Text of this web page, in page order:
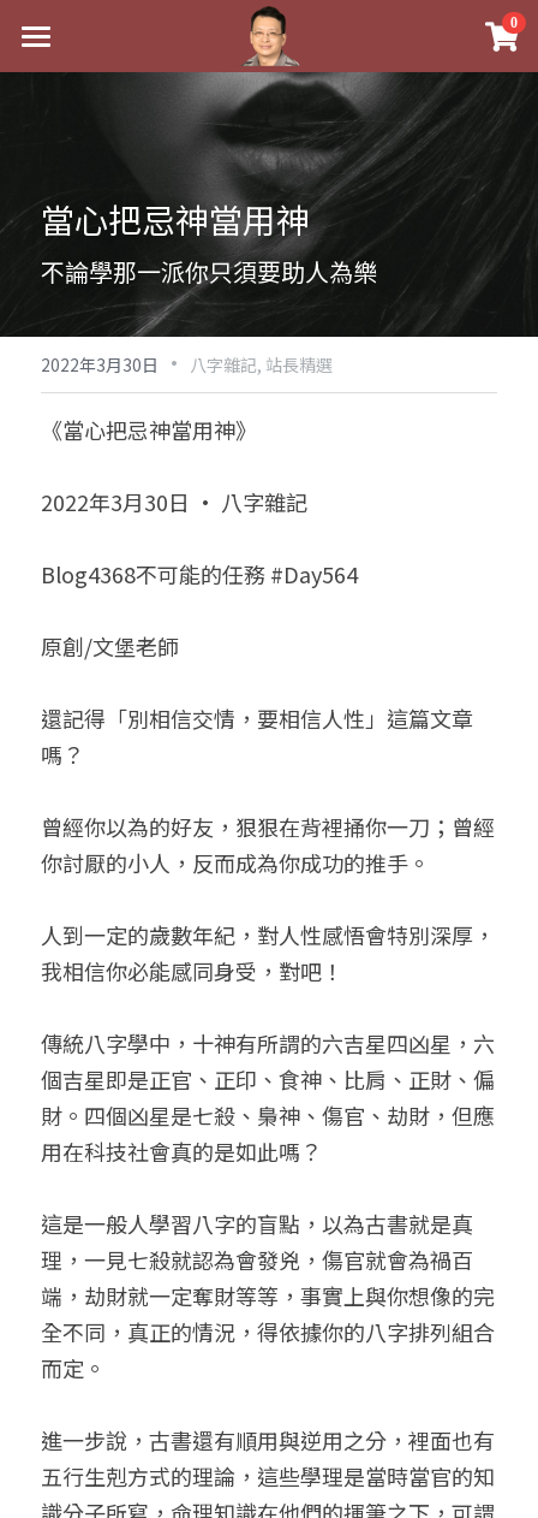
0
最新消息
手工印鑑
五行八字學
後天派陽宅
Blog
黃金會員專區
八字雜記
站長精選
臉書生活
試閱專區
Podcast聽書
陽宅視頻
線上直播
線上學苑
八字進階班
八字中階班
五行計算高階班
團隊訓練營
《十神高階實戰錄》完整典藏版
科學八字推理PDF
科學八字推理1
科學八字推理2
輕鬆學會科學八字推理
與我預約
批命預約
上課預約
FB粉絲頁
登錄/註冊
搜索
繁體中文
0938617837
support@p8zicourse.com
當心把忌神當用神
不論學那一派你只須要助人為樂
2022年3月30日 · 八字雜記, 站長精選
《當心把忌神當用神》
2022年3月30日 · 八字雜記
Blog4368不可能的任務 #Day564
原創/文堡老師
還記得「別相信交情，要相信人性」這篇文章
嗎？
曾經你以為的好友，狠狠在背裡捅你一刀；曾經
你討厭的小人，反而成為你成功的推手。
人到一定的歲數年紀，對人性感悟會特別深厚，
我相信你必能感同身受，對吧！
傳統八字學中，十神有所謂的六吉星四凶星，六
個吉星即是正官、正印、食神、比肩、正財、偏
財。四個凶星是七殺、梟神、傷官、劫財，但應
用在科技社會真的是如此嗎？
這是一般人學習八字的盲點，以為古書就是真
理，一見七殺就認為會發兇，傷官就會為禍百
端，劫財就一定奪財等等，事實上與你想像的完
全不同，真正的情況，得依據你的八字排列組合
而定。
進一步說，古書還有順用與逆用之分，裡面也有
五行生剋方式的理論，這些學理是當時當官的知
×
商品分類
《十神高階實戰錄》完整典藏版
1美元超值PDF
八字線上批命
小兒命名